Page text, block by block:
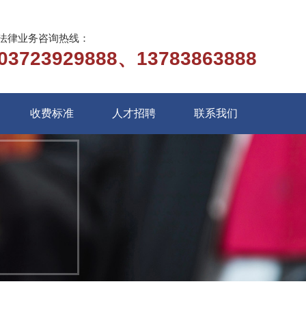
律业务咨询热线：
、13783863888
收费标准 人才招聘 联系我们